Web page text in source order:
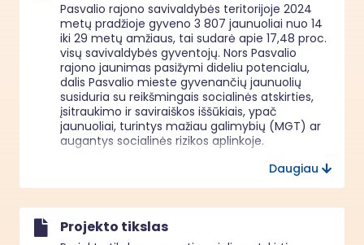
Pasvalio rajono savivaldybės teritorijoje 2024
metų pradžioje gyveno 3 807 jaunuoliai nuo 14
iki 29 metų amžiaus, tai sudarė apie 17,48 proc.
visų savivaldybės gyventojų. Nors Pasvalio
rajono jaunimas pasižymi dideliu potencialu,
dalis Pasvalio mieste gyvenančių jaunuolių
susiduria su reikšmingais socialinės atskirties,
įsitraukimo ir saviraiškos iššūkiais, ypač
jaunuoliai, turintys mažiau galimybių (MGT) ar
augantys socialinės rizikos aplinkoje.
Pasvalio rajono jaunimo situacijos analizė (2024
m.) atskleidžia, kad daliai jaunuolių būdingas
žemas motyvacijos ir savivertės lygis. Viena iš
Daugiau
Projekto tikslas